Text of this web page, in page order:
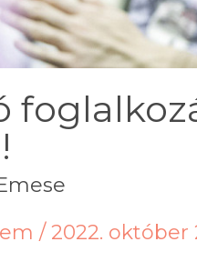
/ 2022. október